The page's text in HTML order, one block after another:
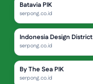
Batavia PIK
serpong.co.id
Indonesia Design District
serpong.co.id
By The Sea PIK
serpong.co.id